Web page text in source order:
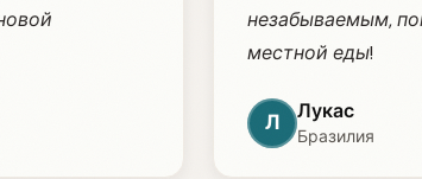
незабываемым,
местной еды!
Л Лукас
Бразилия